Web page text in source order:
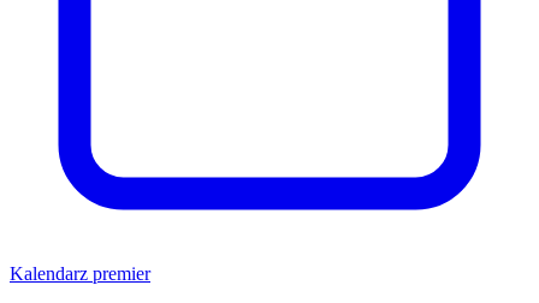
Kalendarz premier